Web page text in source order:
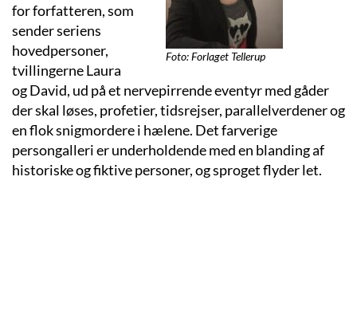
Foto: Forlaget Tellerup
for forfatteren, som
sender seriens
hovedpersoner,
tvillingerne Laura
og David, ud på et nervepirrende eventyr med gåder
der skal løses, profetier, tidsrejser, parallelverdener og
en flok snigmordere i hælene. Det farverige
persongalleri er underholdende med en blanding af
historiske og fiktive personer, og sproget flyder let.